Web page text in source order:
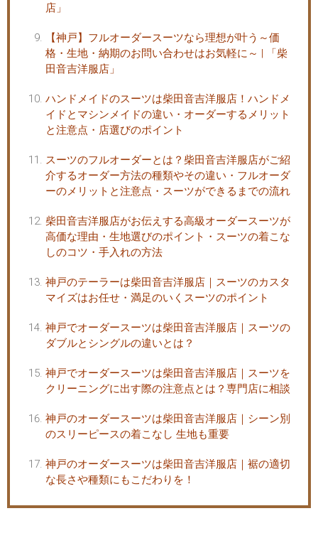
店」
【神戸】フルオーダースーツなら理想が叶う～価
格・生地・納期のお問い合わせはお気軽に～ | 「柴
田音吉洋服店」
ハンドメイドのスーツは柴田音吉洋服店！ハンドメ
イドとマシンメイドの違い・オーダーするメリット
と注意点・店選びのポイント
スーツのフルオーダーとは？柴田音吉洋服店がご紹
介するオーダー方法の種類やその違い・フルオーダ
ーのメリットと注意点・スーツができるまでの流れ
柴田音吉洋服店がお伝えする高級オーダースーツが
高価な理由・生地選びのポイント・スーツの着こな
しのコツ・手入れの方法
神戸のテーラーは柴田音吉洋服店｜スーツのカスタ
マイズはお任せ・満足のいくスーツのポイント
神戸でオーダースーツは柴田音吉洋服店｜スーツの
ダブルとシングルの違いとは？
神戸でオーダースーツは柴田音吉洋服店｜スーツを
クリーニングに出す際の注意点とは？専門店に相談
神戸のオーダースーツは柴田音吉洋服店｜シーン別
のスリーピースの着こなし 生地も重要
神戸のオーダースーツは柴田音吉洋服店｜裾の適切
な長さや種類にもこだわりを！